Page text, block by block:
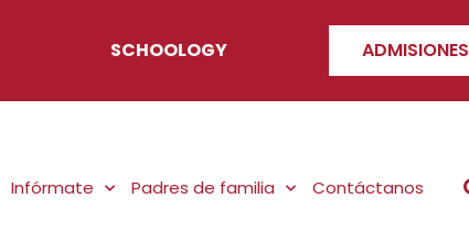
SCHOOLOGY ADMISIONES
Infórmate Padres de familia Contáctanos